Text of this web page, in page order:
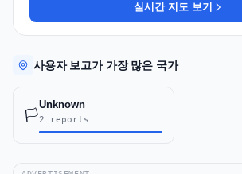
실시간 지도 보기
사용자 보고가 가장 많은 국가
🏳️
Unknown
2 reports